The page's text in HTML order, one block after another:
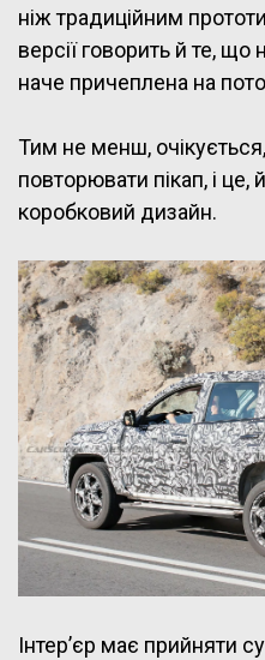
ніж традиційним
версії говорить й те,
наче причеплена на
Тим не менш,
повторювати пікап, і це,
коробковий дизайн.
Інтер’єр має прийняти